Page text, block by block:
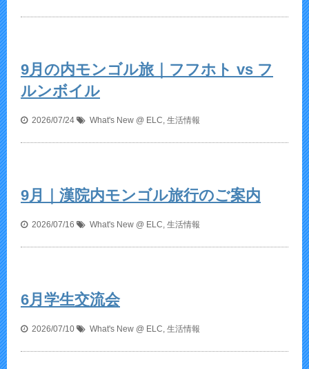
9月の内モンゴル旅｜フフホト vs フ
ルンボイル
2026/07/24 What's New @ ELC, 生活情報
9月｜漢院内モンゴル旅行のご案内
2026/07/16 What's New @ ELC, 生活情報
6月学生交流会
2026/07/10 What's New @ ELC, 生活情報